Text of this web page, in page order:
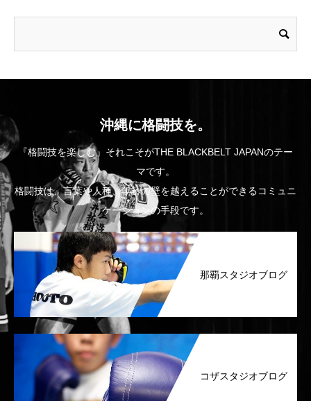
沖縄に格闘技を。
『格闘技を楽しむ』それこそがTHE BLACKBELT JAPANのテー
マです。
格闘技は、言葉や人種、年齢の壁を越えることができるコミュニ
ケーションの手段です。
那覇スタジオブログ
コザスタジオブログ